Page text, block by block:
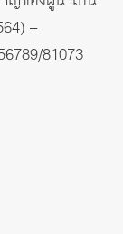
–
81073